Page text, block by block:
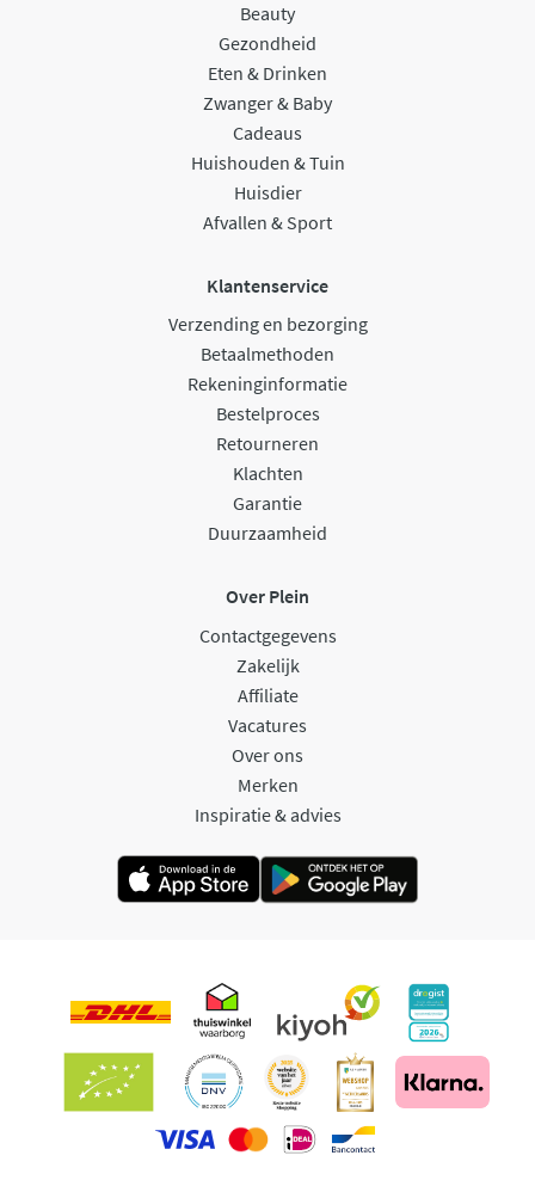
Beauty
Gezondheid
Eten & Drinken
Zwanger & Baby
Cadeaus
Huishouden & Tuin
Huisdier
Afvallen & Sport
Klantenservice
Verzending en bezorging
Betaalmethoden
Rekeninginformatie
Bestelproces
Retourneren
Klachten
Garantie
Duurzaamheid
Over Plein
Contactgegevens
Zakelijk
Affiliate
Vacatures
Over ons
Merken
Inspiratie & advies